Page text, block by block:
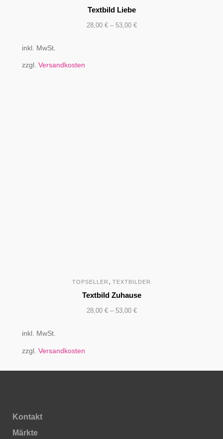
Textbild Liebe
28,00 €– 53,00 €
inkl. MwSt.
zzgl. Versandkosten
TOPSELLER , TEXTBILDER
Textbild Zuhause
28,00 €– 53,00 €
inkl. MwSt.
zzgl. Versandkosten
Kontakt
Märkte